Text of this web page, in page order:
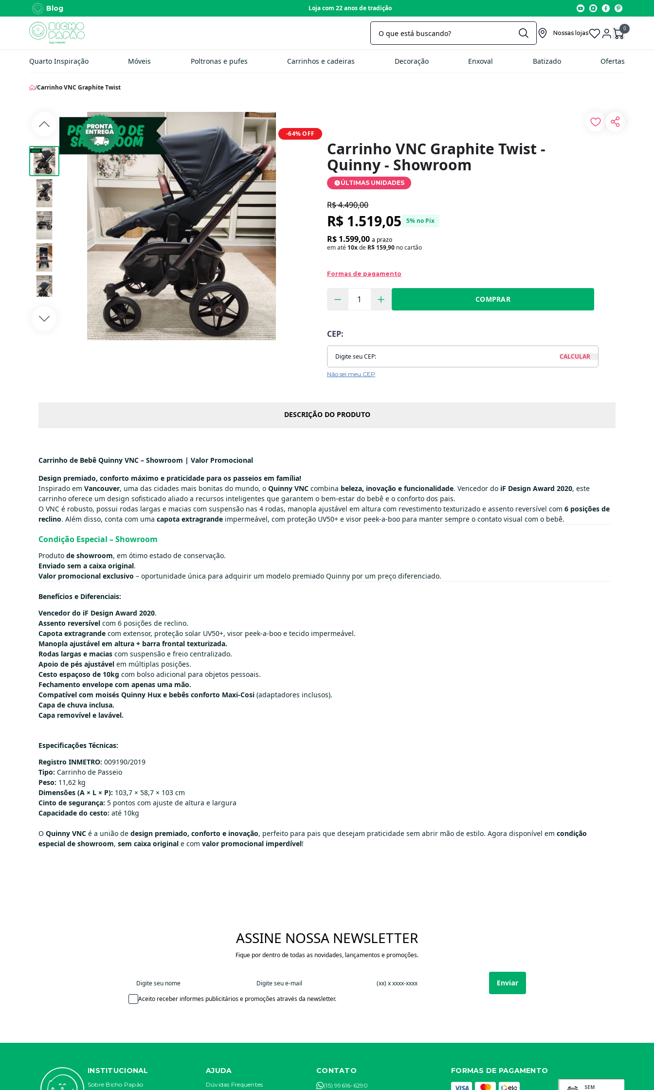
Blog Loja com 22 anos de tradição
Nossas lojas
0
Quarto Inspiração Móveis Poltronas e pufes Carrinhos e cadeiras Decoração Enxoval Batizado Ofertas
/Carrinho VNC Graphite Twist
-64%OFF
Carrinho VNC Graphite Twist -
Quinny - Showroom
ÚLTIMAS UNIDADES
R$ 4.490,00
R$ 1.519,05 5% no Pix
R$ 1.599,00 a prazo
em até 10xde R$ 159,90 no cartão
Formas de pagamento
COMPRAR
CEP:
Não sei meu CEP
DESCRIÇÃO DO PRODUTO
Carrinho de Bebê Quinny VNC – Showroom | Valor Promocional
Design premiado, conforto máximo e praticidade para os passeios em família!
Inspirado em Vancouver, uma das cidades mais bonitas do mundo, o Quinny VNC combina beleza, inovação e funcionalidade. Vencedor do iF Design Award 2020, este
carrinho oferece um design sofisticado aliado a recursos inteligentes que garantem o bem-estar do bebê e o conforto dos pais.
O VNC é robusto, possui rodas largas e macias com suspensão nas 4 rodas, manopla ajustável em altura com revestimento texturizado e assento reversível com 6 posições de
reclino. Além disso, conta com uma capota extragrande impermeável, com proteção UV50+ e visor peek-a-boo para manter sempre o contato visual com o bebê.
Condição Especial – Showroom
Produto de showroom, em ótimo estado de conservação.
Enviado sem a caixa original.
Valor promocional exclusivo – oportunidade única para adquirir um modelo premiado Quinny por um preço diferenciado.
Benefícios e Diferenciais:
Vencedor do iF Design Award 2020.
Assento reversível com 6 posições de reclino.
Capota extragrande com extensor, proteção solar UV50+, visor peek-a-boo e tecido impermeável.
Manopla ajustável em altura + barra frontal texturizada.
Rodas largas e macias com suspensão e freio centralizado.
Apoio de pés ajustável em múltiplas posições.
Cesto espaçoso de 10kg com bolso adicional para objetos pessoais.
Fechamento envelope com apenas uma mão.
Compatível com moisés Quinny Hux e bebês conforto Maxi-Cosi (adaptadores inclusos).
Capa de chuva inclusa.
Capa removível e lavável.
Especificações Técnicas:
Registro INMETRO: 009190/2019
Tipo: Carrinho de Passeio
Peso: 11,62 kg
Dimensões (A × L × P): 103,7 × 58,7 × 103 cm
Cinto de segurança: 5 pontos com ajuste de altura e largura
Capacidade do cesto: até 10kg
O Quinny VNC é a união de design premiado, conforto e inovação, perfeito para pais que desejam praticidade sem abrir mão de estilo. Agora disponível em condição
especial de showroom, sem caixa original e com valor promocional imperdível!
ASSINE NOSSA NEWSLETTER
Fique por dentro de todas as novidades, lançamentos e promoções.
Enviar
Aceito receber informes publicitários e promoções através da newsletter.
INSTITUCIONAL
Sobre Bicho Papão
AJUDA
Dúvidas Frequentes
CONTATO
(15) 99616-6290
FORMAS DE PAGAMENTO
SEM